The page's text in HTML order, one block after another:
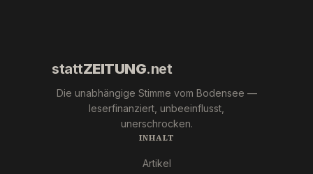
stattZEITUNG.net
Die unabhängige Stimme vom Bodensee —
leserfinanziert, unbeeinflusst,
unerschrocken.
INHALT
Artikel